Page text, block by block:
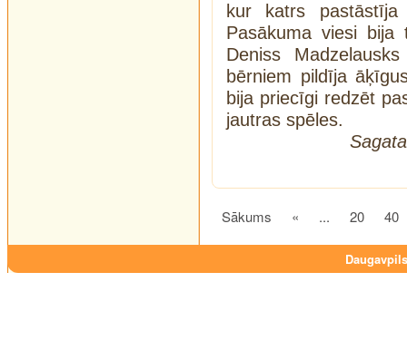
kur katrs
Pasākuma viesi
Deniss
bērniem pildīja
bija priecīgi redzēt
jautras spēles.
Sākums « ... 20 40